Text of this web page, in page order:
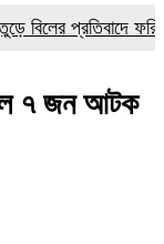
প্রতিবাদে ফরিদপুরে
৭ জন আটক